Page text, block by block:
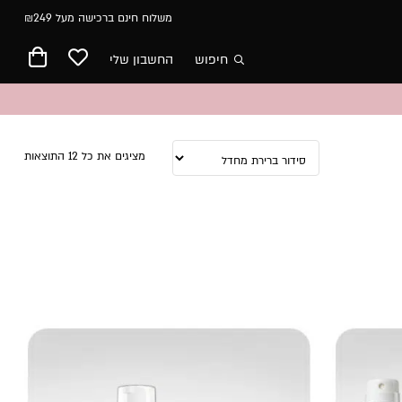
משלוח חינם ברכישה מעל ₪249
חיפוש החשבון שלי
מציגים את כל ⁦12⁩ התוצאות